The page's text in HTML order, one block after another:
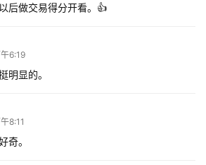
后做交易得分开看。👍
6:19
明显的。
8:11
奇。